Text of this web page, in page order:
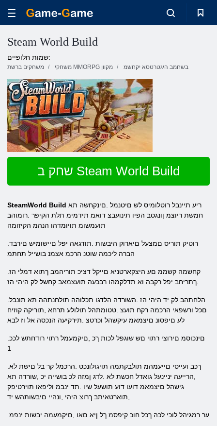
Steam World Build
שמות חלופיים:
משחקים ברשת משחקי MMORPG מקוון בשחמב היגטרטסא יקחשמ
שחק ב Steam World Build
SteamWorld Build
חמשת ריוצמ ןונגסב הפיו תינועבצ דואמ תידמימ תלת הקיפר .רומוהב
תועמשומ תויומדהו הנהמ הקיזומה
הברה ליכמה שוטנ הרכמ אצמנ בושייל תחתמ
.ךתריחב יפל רקבה וא תדלקמהו רבכעה תועצמאב קחשל לק היהי הז
םכל ורשפאי הרכמה רקח תועצ .טטומתהל תולולע תרחא ,תוריקה קוזיח
לע םיפסונ םיצמאמ עיקשהל וכרטצ .תירקיעה הנכסה אל וז לבא
1
,הרייעה יניינעל גואדל חכשת לא .לדג ןמזה לכ בושייה יכ ,שורדה תא
גישהל םיצמאמ דועו דוע תושעל שיו .תד ינבמ וליפאו תוירטיפק
,תוארטאיתב ךרוצ היהי ,ונהיי םיבשותהש יד
.ער רמגיהל לוכי לכה ךכל חוכ קיפסמ ךל ןיא םאו ,םיקמעמה יבשות ינפמ